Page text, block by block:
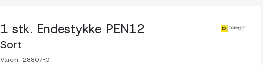
1 stk. Endestykke PEN12
Sort
Varenr: 28807-0